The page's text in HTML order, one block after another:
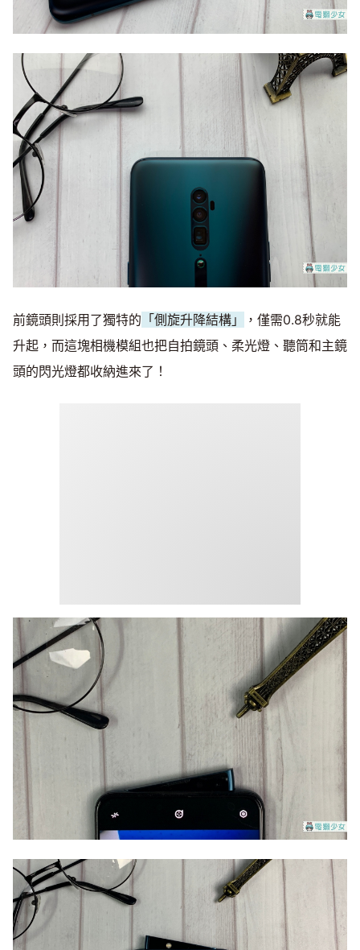
前鏡頭則採用了獨特的 「側旋升降結構」
，僅需0.8秒就能
升起，而這塊相機模組也把自拍鏡頭、柔光燈、聽筒和主鏡
頭的閃光燈都收納進來了！